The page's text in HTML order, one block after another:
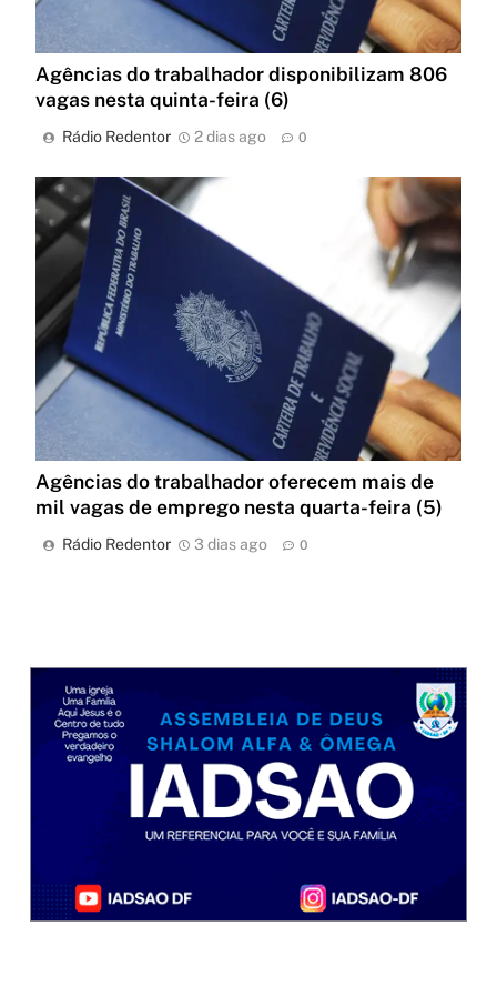
Agências do trabalhador disponibilizam 806
vagas nesta quinta-feira (6)
Rádio Redentor 2 dias ago 0
Agências do trabalhador oferecem mais de
mil vagas de emprego nesta quarta-feira (5)
Rádio Redentor 3 dias ago 0